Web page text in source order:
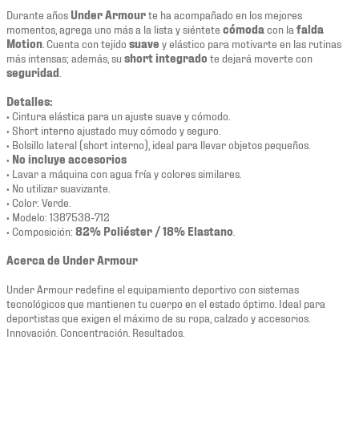
Durante años Under Armourte ha acompañado en los mejores
momentos, agrega uno más a la lista y siéntete cómoda con la falda
Motion . Cuenta con tejido suave y elástico para motivarte en las rutinas
más intensas; además, su short integrado te dejará moverte con
seguridad
Detalles:
• Cintura elástica para un ajuste suave y cómodo.
• Short interno ajustado muy cómodo y seguro.
• Bolsillo lateral (short interno), ideal para llevar objetos pequeños.
• No incluye accesorios
• Lavar a máquina con agua fría y colores similares.
• No utilizar suavizante.
• Color: Verde.
• Modelo: 1387538-712
• Composición: 82% Poliéster / 18% Elastano
Acerca de Under Armour
Under Armour redefine el equipamiento deportivo con sistemas
tecnológicos que mantienen tu cuerpo en el estado óptimo. Ideal para
deportistas que exigen el máximo de su ropa, calzado y accesorios.
Innovación. Concentración. Resultados.